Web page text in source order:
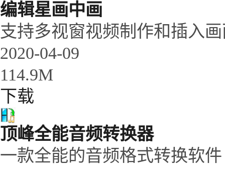
编辑星画中画
支持多视窗视频制作和插入
2020-04-09
114.9M
下载
顶峰全能音频转换器
一款全能的音频格式转换软件